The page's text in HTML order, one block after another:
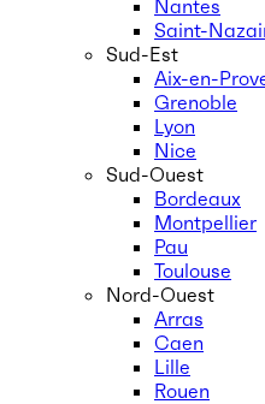
Nantes
Saint-
Sud-Est
Aix-en-
Grenoble
Lyon
Nice
Sud-Ouest
Bordeaux
Montpellier
Pau
Toulouse
Nord-Ouest
Arras
Caen
Lille
Rouen